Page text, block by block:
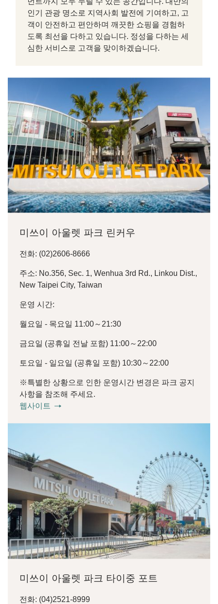
인기 관광 명소로 지역사회 발전에 기여하고, 고
객이 안전하고 편안하며 깨끗한 쇼핑을 경험하
도록 최선을 다하고 있습니다. 정성을 다하는 세
심한 서비스로 고객을 맞이하겠습니다.
미쓰이 아울렛 파크 린커우
전화: (02)2606-8666
주소: No.356, Sec. 1, Wenhua 3rd Rd., Linkou Dist.,
New Taipei City, Taiwan
운영 시간:
월요일 - 목요일 11:00～21:30
금요일 (공휴일 전날 포함) 11:00～22:00
토요일 - 일요일 (공휴일 포함) 10:30～22:00
※특별한 상황으로 인한 운영시간 변경은 파크 공지
사항을 참조해 주세요.
웹사이트
미쓰이 아울렛 파크 타이중 포트
전화: (04)2521-8999